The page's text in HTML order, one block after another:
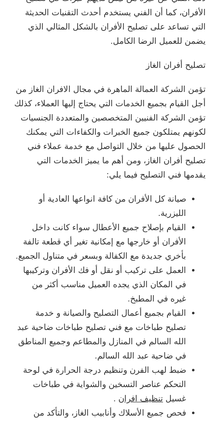
الأفران، كما أن الفني يستخدم أحدث التقنيات الحديثة
التي تساعد على تصليح الأفران بالشكل المثالي الذي
يضمن للعميل الرضا الكامل.
تصليح أفران الغاز
تؤمن الشركة العمالة الماهرة في مجال الافران الغاز من
أجل القيام بجميع الخدمات التي يحتاج إليها العملاء، كذلك
تؤمن الشركة الفنيين المتخصصين والمتعددة الجنسيات
لكونهم يمتلكون جميع الخبرات والكفاءات التي يمكنك
الحصول عليها من خلال التواصل مع خدمة عملاء فني
تصليح أفران الغاز، ومن أهم ما يميز الخدمات التي
يقدمها فني التصليح فيما يلي:
صيانة كل الأفران من كافة انواعها العادية أو
الليزرية.
القيام بإصلاح جميع الأعطال سواء كانت داخل
الأفران أو خارجها مع إمكانية تغير أي قطعة تالفة
بأخري جديدة مع الكفالة وبسعر في متناول الجميع.
العمل على تركيب أو نقل أو فك الأفران وتركيبها
في المكان الذي يجده العميل مناسب أكثر من
غيره في المطبخ.
القيام بجميع أعمال التصليح والصيانة و خدمة
تصليح طباخات مع فني تصليح طباخات ضاحية عبد
الله السالم في المنازل والمطاعم وجميع المناطق
في ضاحية عبد الله السالم.
ضبط لهب الفرن وتنظيم درجة الحرارة في لوحة
التحكم عناصر التسخين والشواية في طباخات
غسيل تنظيف افران .
فحص جميع الأسلاك وأنابيب الغاز، والتأكد من